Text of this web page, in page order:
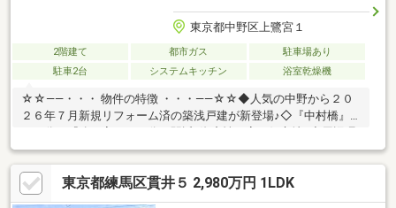
東京都中野区上鷺宮１
2階建て 都市ガス
駐車場あり
駐車2台
システムキッチン 浴室乾燥機
☆☆――・・・ 物件の特徴 ・・・――☆☆◆人気の中野から２０
２６年７月新規リフォーム済の築浅戸建が新登場♪◇『中村橋』
境も充実していて暮らしやすい住環境♪◇即日内見可能です♪詳細
はお気軽にお問い合わせください♪どこよりも「スピーディー」か
つ「的確」にサポートさせていただきます！☆☆――・・・ 弊社
オリジナル無料サポート ・・・――☆☆物件調査・周辺環境レポ
東京都練馬区貫井５ 2,980万円 1LDK